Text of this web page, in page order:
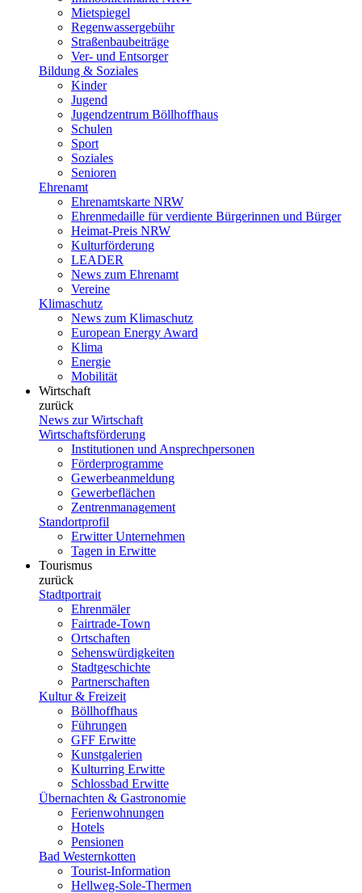
Mietspiegel
Regenwassergebühr
Straßenbaubeiträge
Ver- und Entsorger
Bildung & Soziales
Kinder
Jugend
Jugendzentrum Böllhoffhaus
Schulen
Sport
Soziales
Senioren
Ehrenamt
Ehrenamtskarte NRW
Ehrenmedaille für verdiente Bürgerinnen und Bürger
Heimat-Preis NRW
Kulturförderung
LEADER
News zum Ehrenamt
Vereine
Klimaschutz
News zum Klimaschutz
European Energy Award
Klima
Energie
Mobilität
Wirtschaft
zurück
News zur Wirtschaft
Wirtschaftsförderung
Institutionen und Ansprechpersonen
Förderprogramme
Gewerbeanmeldung
Gewerbeflächen
Zentrenmanagement
Standortprofil
Erwitter Unternehmen
Tagen in Erwitte
Tourismus
zurück
Stadtportrait
Ehrenmäler
Fairtrade-Town
Ortschaften
Sehenswürdigkeiten
Stadtgeschichte
Partnerschaften
Kultur & Freizeit
Böllhoffhaus
Führungen
GFF Erwitte
Kunstgalerien
Kulturring Erwitte
Schlossbad Erwitte
Übernachten & Gastronomie
Ferienwohnungen
Hotels
Pensionen
Bad Westernkotten
Tourist-Information
Hellweg-Sole-Thermen